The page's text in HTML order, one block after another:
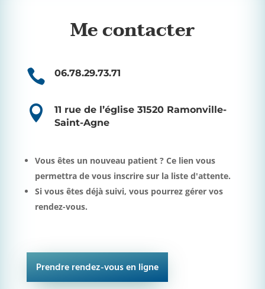
Me contacter
 06.78.29.73.71

11 rue de l’église 31520 Ramonville-
Saint-Agne
Vous êtes un nouveau patient ? Ce lien vous
permettra de vous inscrire sur la liste d'attente.
Si vous êtes déjà suivi, vous pourrez gérer vos
rendez-vous.
Prendre rendez-vous en ligne